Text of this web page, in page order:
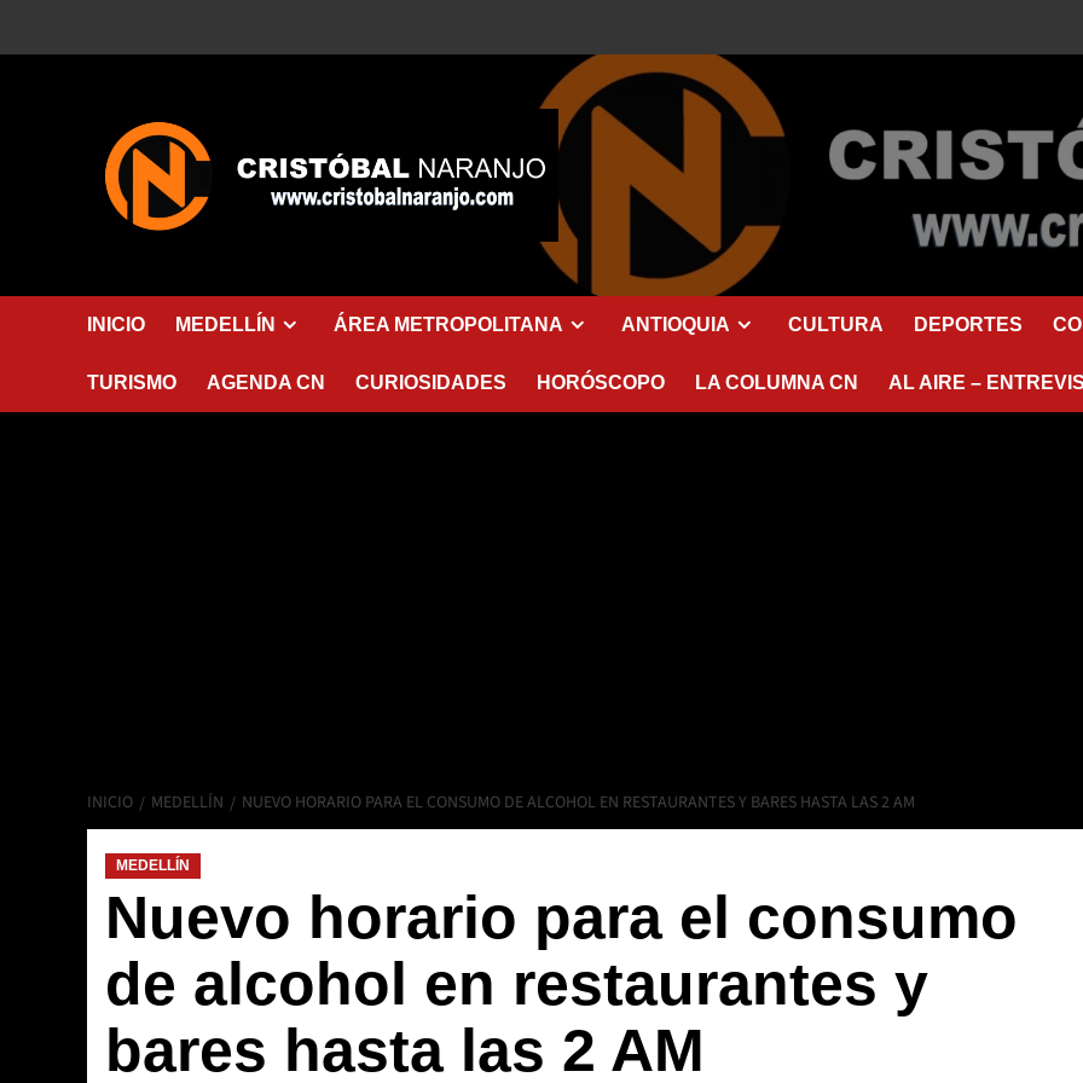
INICIO MEDELLÍN ÁREA METROPOLITANA ANTIOQUIA CULTURA DEPORTES
TURISMO AGENDA CN CURIOSIDADES HORÓSCOPO LA COLUMNA CN AL AIRE –
INICIO MEDELLÍN NUEVO HORARIO PARA EL CONSUMO DE ALCOHOL EN RESTAURANTES Y BARES HASTA LAS 2 AM
MEDELLÍN
Nuevo horario para el consumo
de alcohol en restaurantes y
bares hasta las 2 AM